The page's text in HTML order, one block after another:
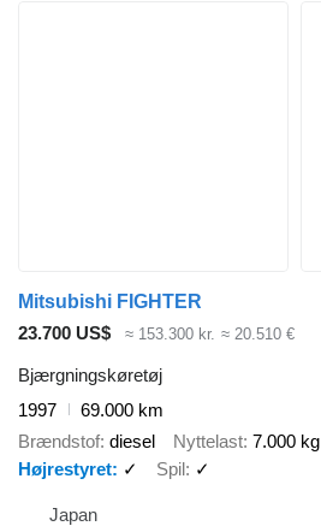
Mitsubishi FIGHTER
23.700 US$
≈ 153.300 kr. ≈ 20.510 €
Bjærgningskøretøj
1997
69.000 km
Brændstof diesel Nyttelast 7.000 kg
Højrestyret
✓ Spil ✓
Japan